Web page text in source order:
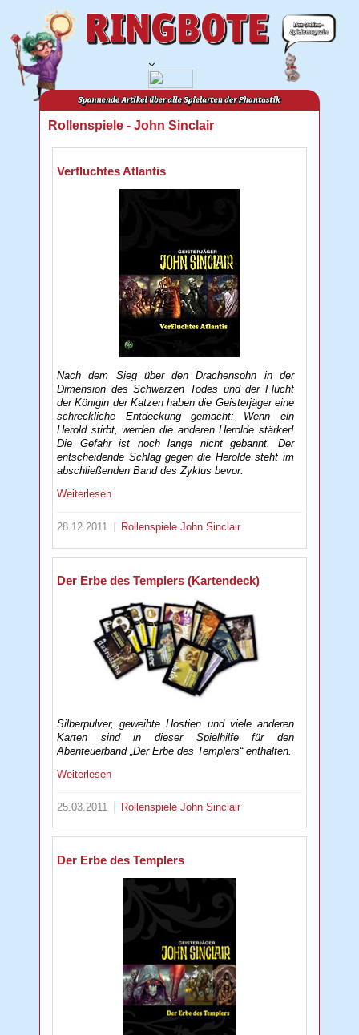
Rollenspiele - John Sinclair
Verfluchtes Atlantis
Nach dem Sieg über den Drachensohn in der
Dimension des Schwarzen Todes und der Flucht
der Königin der Katzen haben die Geisterjäger eine
schreckliche Entdeckung gemacht: Wenn ein
Herold stirbt, werden die anderen Herolde stärker!
Die Gefahr ist noch lange nicht gebannt. Der
entscheidende Schlag gegen die Herolde steht im
abschließenden Band des Zyklus bevor.
Weiterlesen
28.12.2011 RollenspieleJohn Sinclair
Der Erbe des Templers (Kartendeck)
Silberpulver, geweihte Hostien und viele anderen
Karten sind in dieser Spielhilfe für den
Abenteuerband „Der Erbe des Templers“ enthalten.
Weiterlesen
25.03.2011 RollenspieleJohn Sinclair
Der Erbe des Templers